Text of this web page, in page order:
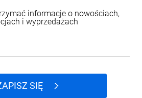
informacje o nowościach,
i wyprzedażach
SIĘ